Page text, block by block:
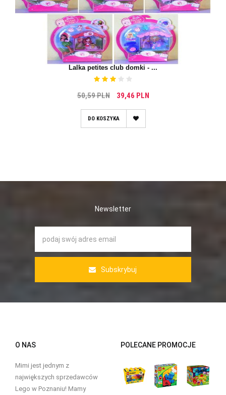
Lalka petites club domki - ...
50,59 PLN 39,46 PLN
DO KOSZYKA
Newsletter
Subskrybuj
O NAS
Mimi jest jednym z
największych sprzedawców
Lego w Poznaniu! Mamy
POLECANE PROMOCJE